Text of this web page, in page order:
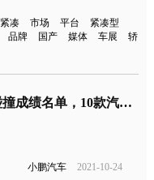
紧凑 市场 平台
紧凑型
品牌 国产 媒体 车展
轿
C-NCAP 2021碰撞成绩名单，10款汽车全是五星
小鹏汽车 2021-10-24